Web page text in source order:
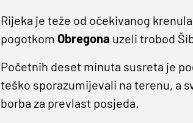
Rijeka je teže od očekivanog
pogotkom Obregona uzeli trobod
Početnih deset minuta susreta je
teško sporazumijevali na terenu, a
borba za prevlast posjeda.